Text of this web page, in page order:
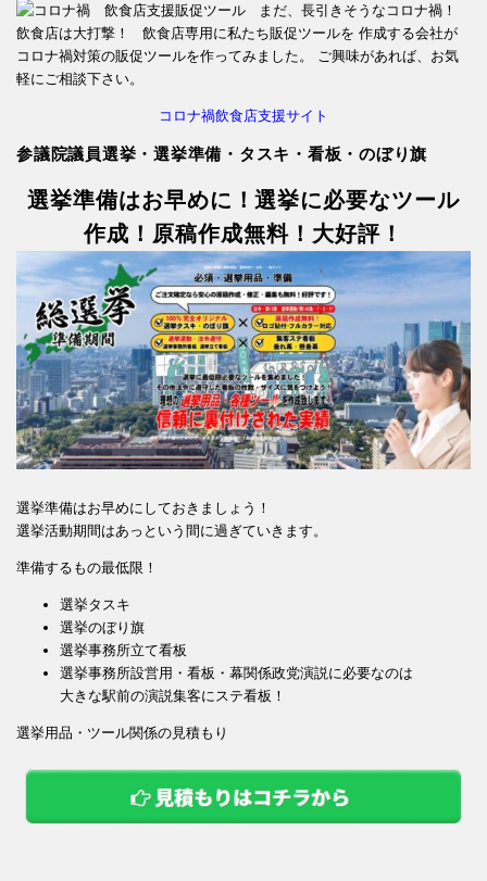
まだ、長引きそうなコロナ禍！
飲食店は大打撃！ 飲食店専用に私たち販促ツールを 作成する会社が
コロナ禍対策の販促ツールを作ってみました。 ご興味があれば、お気
軽にご相談下さい。
コロナ禍飲食店支援サイト
参議院議員選挙・選挙準備・タスキ・看板・のぼり旗
選挙準備はお早めに！選挙に必要なツール
作成！原稿作成無料！大好評！
選挙準備はお早めにしておきましょう！
選挙活動期間はあっという間に過ぎていきます。
準備するもの最低限！
選挙タスキ
選挙のぼり旗
選挙事務所立て看板
選挙事務所設営用・看板・幕関係政党演説に必要なのは
大きな駅前の演説集客にステ看板！
選挙用品・ツール関係の見積もり